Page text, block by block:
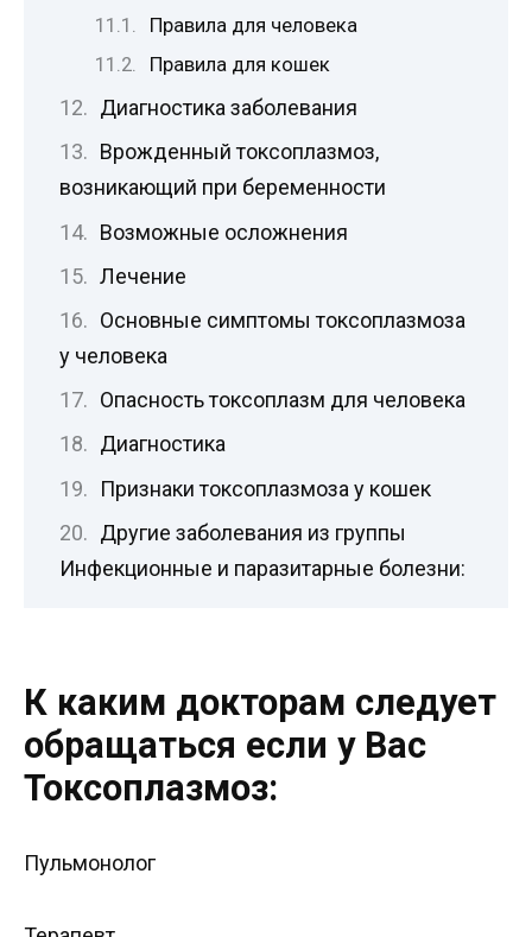
Правила для человека
Правила для кошек
Диагностика заболевания
Врожденный токсоплазмоз,
возникающий при беременности
Возможные осложнения
Лечение
Основные симптомы токсоплазмоза
у человека
Опасность токсоплазм для человека
Диагностика
Признаки токсоплазмоза у кошек
Другие заболевания из группы
Инфекционные и паразитарные болезни:
К каким докторам следует
обращаться если у Вас
Токсоплазмоз:
Пульмонолог